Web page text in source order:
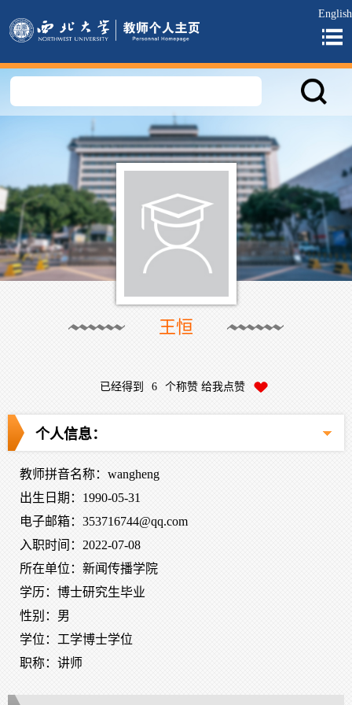
English
王恒
已经得到 6 个称赞 给我点赞
个人信息：
教师拼音名称：wangheng
出生日期：1990-05-31
电子邮箱： 353716744@qq.com
入职时间：2022-07-08
所在单位：新闻传播学院
学历：博士研究生毕业
性别：男
学位：工学博士学位
职称：讲师